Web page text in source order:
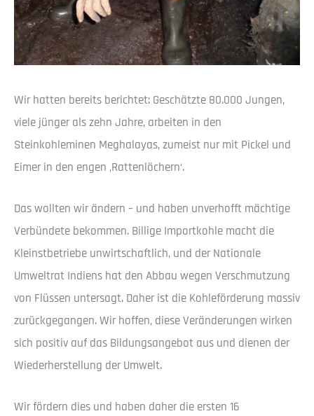
Wir hatten bereits berichtet: Geschätzte 80.000 Jungen,
viele jünger als zehn Jahre, arbeiten in den
Steinkohleminen Meghalayas, zumeist nur mit Pickel und
Eimer in den engen ‚Rattenlöchern‘.
Das wollten wir ändern – und haben unverhofft mächtige
Verbündete bekommen. Billige Importkohle macht die
Kleinstbetriebe unwirtschaftlich, und der Nationale
Umweltrat Indiens hat den Abbau wegen Verschmutzung
von Flüssen untersagt. Daher ist die Kohleförderung massiv
zurückgegangen. Wir hoffen, diese Veränderungen wirken
sich positiv auf das Bildungsangebot aus und dienen der
Wiederherstellung der Umwelt.
Wir fördern dies und haben daher die ersten 16